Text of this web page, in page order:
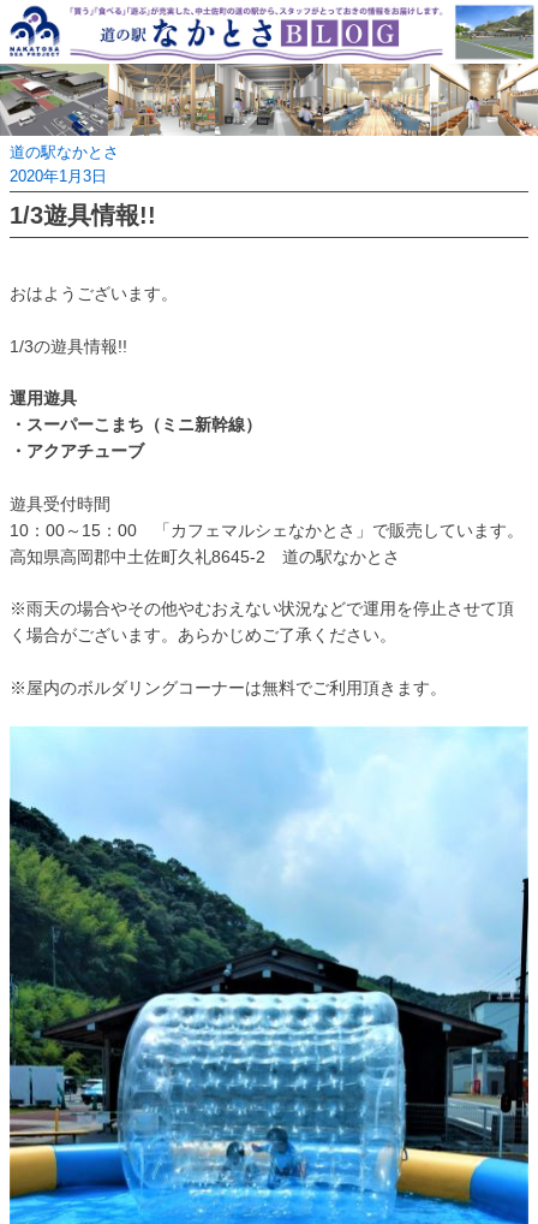
Skip
to
content
道の駅なかとさ
2020年1月3日
1/3遊具情報!!
おはようございます。
1/3の遊具情報!!
運用遊具
・スーパーこまち（ミニ新幹線）
・アクアチューブ
遊具受付時間
10：00～15：00 「カフェマルシェなかとさ」で販売しています。
高知県高岡郡中土佐町久礼8645-2 道の駅なかとさ
※雨天の場合やその他やむおえない状況などで運用を停止させて頂
く場合がございます。あらかじめご了承ください。
※屋内のボルダリングコーナーは無料でご利用頂きます。